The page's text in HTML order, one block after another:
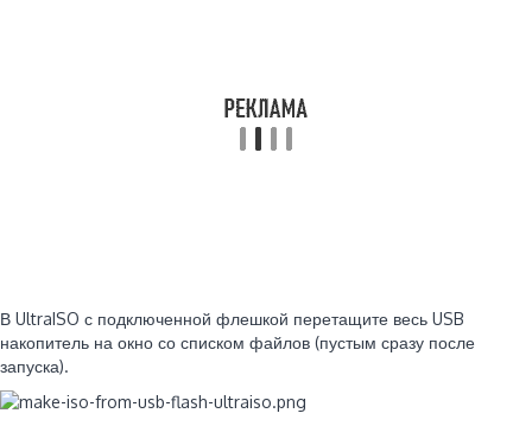
В UltraISO с подключенной флешкой перетащите весь USB
накопитель на окно со списком файлов (пустым сразу после
запуска).